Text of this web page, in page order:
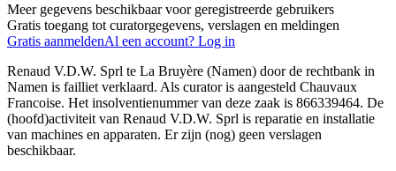
Meer gegevens beschikbaar voor geregistreerde gebruikers
Gratis toegang tot curatorgegevens, verslagen en meldingen
Gratis aanmeldenAl een account? Log in
Renaud V.D.W. Sprl te La Bruyère (Namen) door de rechtbank in
Namen is failliet verklaard. Als curator is aangesteld Chauvaux
Francoise. Het insolventienummer van deze zaak is 866339464. De
(hoofd)activiteit van Renaud V.D.W. Sprl is reparatie en installatie
van machines en apparaten. Er zijn (nog) geen verslagen
beschikbaar.